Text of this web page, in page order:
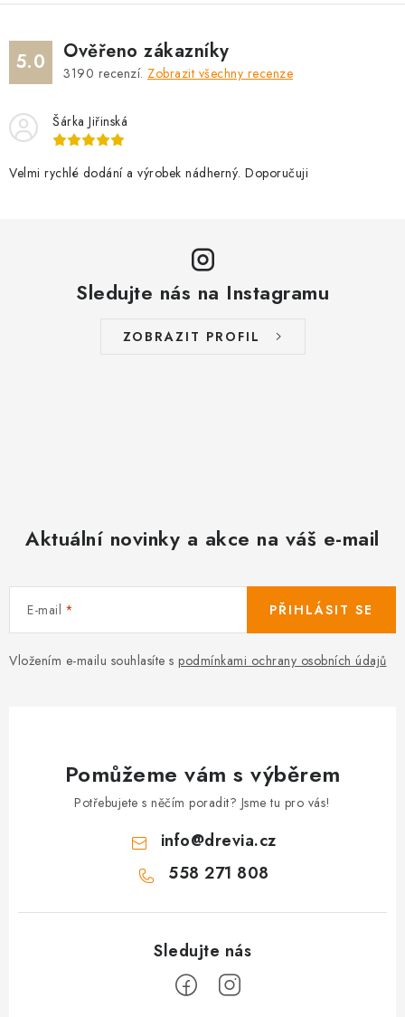
5.0 Ověřeno zákazníky
3190 recenzí. Zobrazit všechny recenze
Šárka Jiřinská
Velmi rychlé dodání a výrobek nádherný. Doporučuji
Sledujte nás na Instagramu
ZOBRAZIT PROFIL
Aktuální novinky a akce na váš e-mail
E-mail
Vložením e-mailu souhlasíte s podmínkami ochrany osobních údajů
PŘIHLÁSIT SE
Pomůžeme vám s výběrem
Potřebujete s něčím poradit? Jsme tu pro vás!
info@drevia.cz
558 271 808